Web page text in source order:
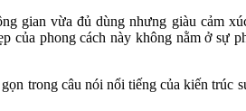
gian vừa đủ dùng nhưng giàu cảm
của phong cách này không nằm ở sự
trong câu nói nổi tiếng của kiến